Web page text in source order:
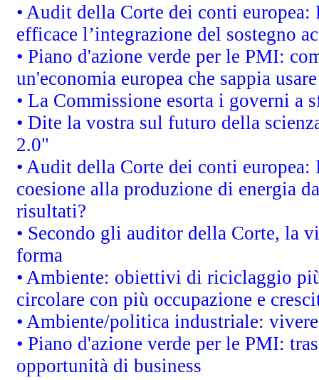
• Audit della Corte dei conti
efficace l’integrazione del sostegno
• Piano d'azione verde per le PMI:
un'economia europea che sappia
• La Commissione esorta i governi
• Dite la vostra sul futuro della
2.0"
• Audit della Corte dei conti
coesione alla produzione di energia
risultati?
• Secondo gli auditor della Corte, la
forma
• Ambiente: obiettivi di riciclaggio
circolare con più occupazione e
• Ambiente/politica industriale:
• Piano d'azione verde per le PMI:
opportunità di business